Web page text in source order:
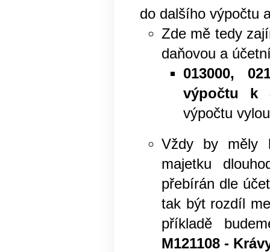
do dalšího výpočtu
Zde mě tedy
daňovou a
013000,
výpočtu k
výpočtu
Vždy by měly
majetku
přebírán dle
tak být rozdíl
příkladě
M121108 -